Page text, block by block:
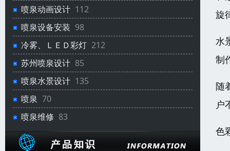
喷泉动画设计 112
喷泉设备安装 98
冷雾、ＬＥＤ彩灯 212
苏州喷泉设计 85
喷泉水景设计 135
喷泉 70
喷泉维修 83
旋
水
制
随
户
色